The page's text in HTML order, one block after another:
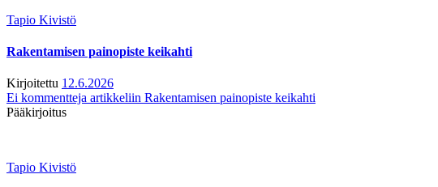
Tapio Kivistö
Rakentamisen painopiste keikahti
Kirjoitettu 12.6.2026
Ei kommentteja artikkeliin Rakentamisen painopiste keikahti
Pääkirjoitus
Tapio Kivistö